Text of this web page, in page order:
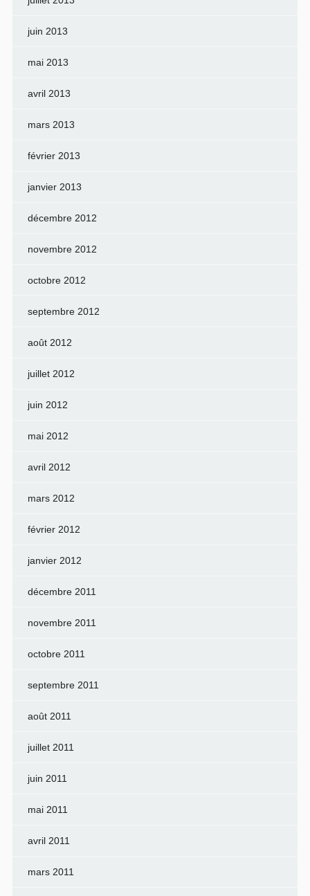
juin 2013
mai 2013
avril 2013
mars 2013
février 2013
janvier 2013
décembre 2012
novembre 2012
octobre 2012
septembre 2012
août 2012
juillet 2012
juin 2012
mai 2012
avril 2012
mars 2012
février 2012
janvier 2012
décembre 2011
novembre 2011
octobre 2011
septembre 2011
août 2011
juillet 2011
juin 2011
mai 2011
avril 2011
mars 2011